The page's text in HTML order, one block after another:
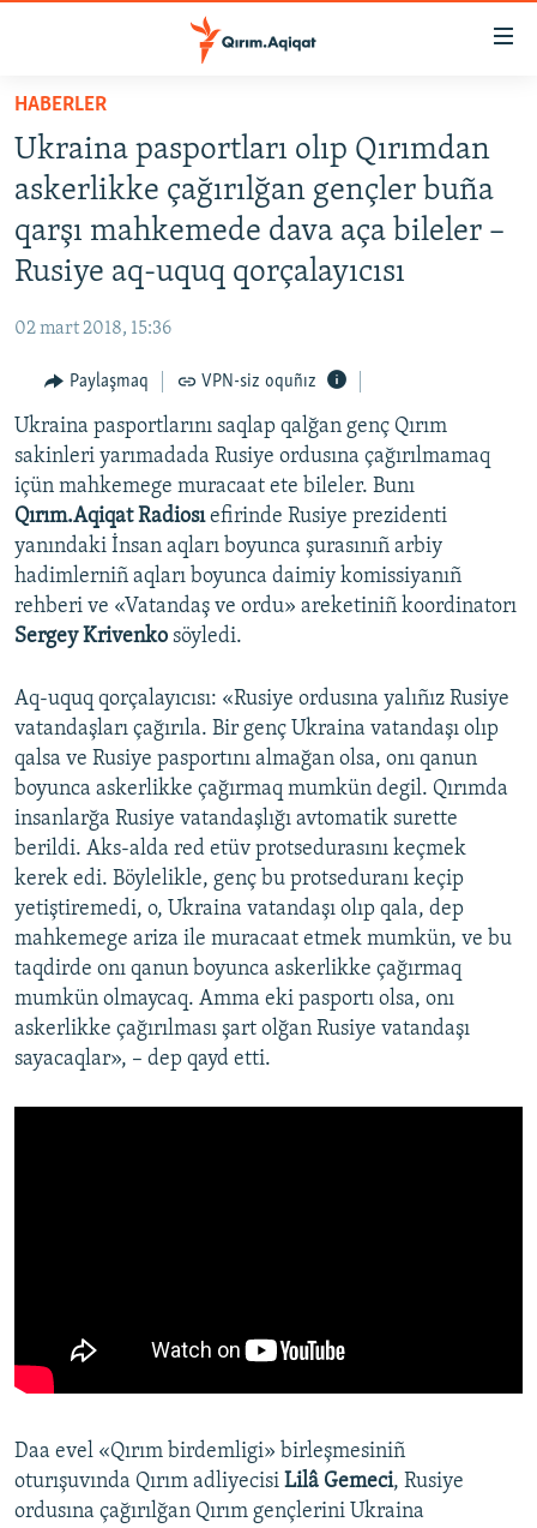
Esas
qaytmaq
Baş
qaytmaq
Qıdıruvğa
HABERLER
SİYASET
İQTİSADİYAT
CEMİYET
İNSAN AQLARI
VİDEO
SÜRET
BLOGLAR
FİKİR
Русский
Українською
QOŞULIÑIZ!
RFE/RS bütün saytları
HABERLER
Ukraina pasportları olıp Qırımdan
askerlikke çağırılğan gençler buña
qarşı mahkemede dava aça bileler –
Rusiye aq-uquq qorçalayıcısı
02 mart 2018, 15:36
Paylaşmaq VPN-siz oquñız
Ukraina pasportlarını saqlap qalğan genç Qırım
sakinleri yarımadada Rusiye ordusına çağırılmamaq
içün mahkemege muracaat ete bileler. Bunı
Qırım.Aqiqat Radiosıefirinde Rusiye prezidenti
yanındaki İnsan aqları boyunca şurasınıñ arbiy
hadimlerniñ aqları boyunca daimiy komissiyanıñ
rehberi ve «Vatandaş ve ordu» areketiniñ koordinatorı
Sergey Krivenko söyledi.
Aq-uquq qorçalayıcısı: «Rusiye ordusına yalıñız Rusiye
vatandaşları çağırıla. Bir genç Ukraina vatandaşı olıp
qalsa ve Rusiye pasportını almağan olsa, onı qanun
boyunca askerlikke çağırmaq mumkün degil. Qırımda
insanlarğa Rusiye vatandaşlığı avtomatik surette
berildi. Aks-alda red etüv protsedurasını keçmek
kerek edi. Böylelikle, genç bu protseduranı keçip
yetiştiremedi, o, Ukraina vatandaşı olıp qala, dep
mahkemege ariza ile muracaat etmek mumkün, ve bu
taqdirde onı qanun boyunca askerlikke çağırmaq
mumkün olmaycaq. Amma eki pasportı olsa, onı
askerlikke çağırılması şart olğan Rusiye vatandaşı
sayacaqlar», – dep qayd etti.
Daa evel «Qırım birdemligi» birleşmesiniñ
oturışuvında Qırım adliyecisi Lilâ Gemeci, Rusiye
ordusına çağırılğan Qırım gençlerini Ukraina